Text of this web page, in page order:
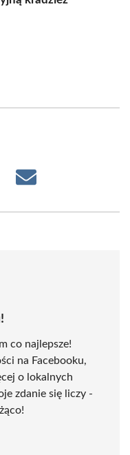
Share
co najlepsze!
na Facebooku,
o lokalnych
zdanie się liczy -